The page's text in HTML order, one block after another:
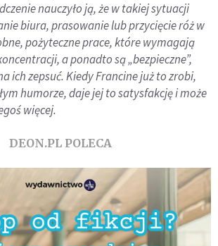
nauczyło ją, że w takiej sytuacji
biura, prasowanie lub przycięcie róż w
pożyteczne prace, które wymagają
a ponadto są „bezpieczne”,
ich zepsuć. Kiedy Francine już to zrobi,
humorze, daje jej to satysfakcję i może
więcej.
DEON.PL POLECA